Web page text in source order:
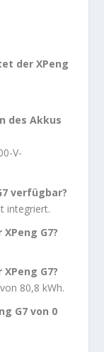
der XPeng
des Akkus
V-
verfügbar?
integriert.
G7?
G7?
80,8 kWh.
G7 von 0